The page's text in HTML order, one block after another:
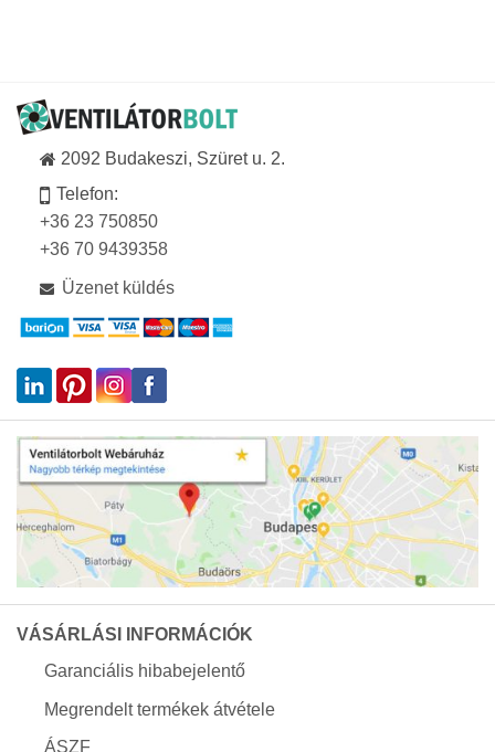
2092 Budakeszi, Szüret u. 2.
Telefon:
+36 23 750850
+36 70 9439358
Üzenet küldés
VÁSÁRLÁSI INFORMÁCIÓK
Garanciális hibabejelentő
Megrendelt termékek átvétele
ÁSZF